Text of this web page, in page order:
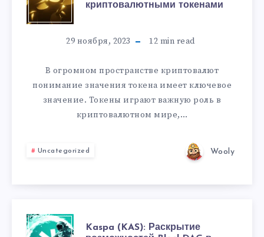
криптовалютными токенами
29 ноября, 2023 12 min read
В огромном пространстве криптовалют
понимание значения токена имеет ключевое
значение. Токены играют важную роль в
криптовалютном мире,…
Uncategorized Wooly
Kaspa (KAS): Раскрытие